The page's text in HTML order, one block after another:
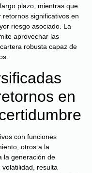
plazo, mientras que
significativos en
riesgo asociado. La
aprovechar las
robusta capaz de
en
con funciones
otros a la
la generación de
volatilidad, resulta